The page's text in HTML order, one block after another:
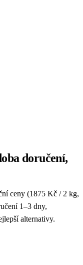
doručení,
ceny (1875 Kč / 2 kg,
1–3 dny,
alternativy.